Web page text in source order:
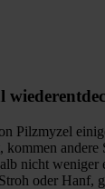
Pilzmyzel
andere
nicht
oder Hanf,